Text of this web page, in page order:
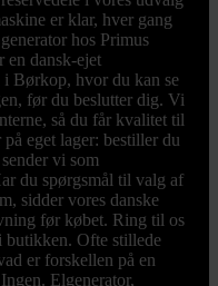
er klar, hver gang
hos Primus
en dansk-ejet
Børkop, hvor du kan se
før du beslutter dig. Vi
så du får kvalitet til
eget lager: bestiller du
vi som
du spørgsmål til valg af
sidder vores danske
før købet. Ring til os
butikken. Ofte stillede
er forskellen på en
Elgenerator,